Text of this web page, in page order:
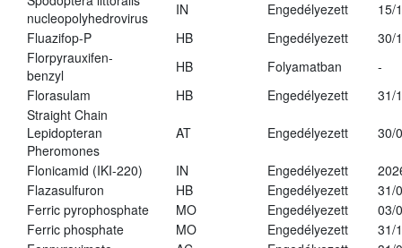
nucleopolyhedrovirus
IN Engedélyezett
15/
Fluazifop-P
HB Engedélyezett
30/
Florpyrauxifen-
benzyl
HB Folyamatban
-
Florasulam
HB Engedélyezett
31/
Straight Chain
Lepidopteran
Pheromones
AT Engedélyezett 30/
Flonicamid (IKI-220) IN Engedélyezett
Flazasulfuron
HB Engedélyezett
31/
Ferric pyrophosphate
MO Engedélyezett
03/
Ferric phosphate
MO Engedélyezett
31/